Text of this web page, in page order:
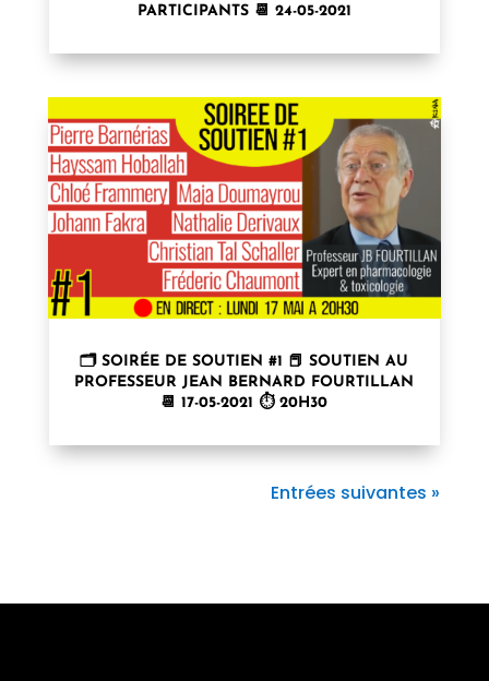
PARTICIPANTS 📆 24-05-2021
🗂 SOIRÉE DE SOUTIEN #1 📕 SOUTIEN AU
PROFESSEUR JEAN BERNARD FOURTILLAN
📆 17-05-2021 ⏱ 20H30
Entrées suivantes »